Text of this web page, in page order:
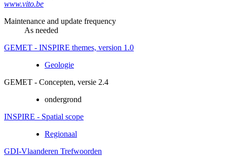
www.vito.be
Maintenance and update frequency
As needed
GEMET - INSPIRE themes, version 1.0
Geologie
GEMET - Concepten, versie 2.4
ondergrond
INSPIRE - Spatial scope
Regionaal
GDI-Vlaanderen Trefwoorden